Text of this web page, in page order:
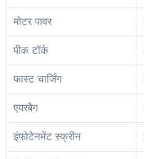
मोटर पावर
पीक टॉर्क
फास्ट चार्जिंग
एयरबैग
इंफोटेनमेंट स्क्रीन